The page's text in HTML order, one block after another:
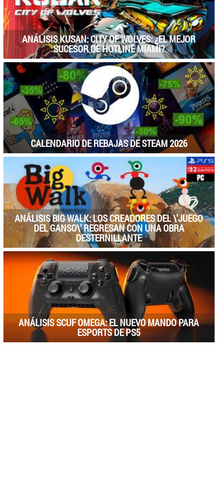
ANÁLISIS KUSAN: CITY OF WOLVES: ¿EL MEJOR
SUCESOR DE HOTLINE MIAMI?
CALENDARIO DE REBAJAS DE STEAM 2026
ANÁLISIS BIG WALK: LOS CREADORES DEL \'JUEGO
DEL GANSO\' REGRESAN CON UNA OBRA
DESTERNILLANTE
ANÁLISIS SCUF OMEGA: EL NUEVO MANDO PARA
ESPORTS DE PS5